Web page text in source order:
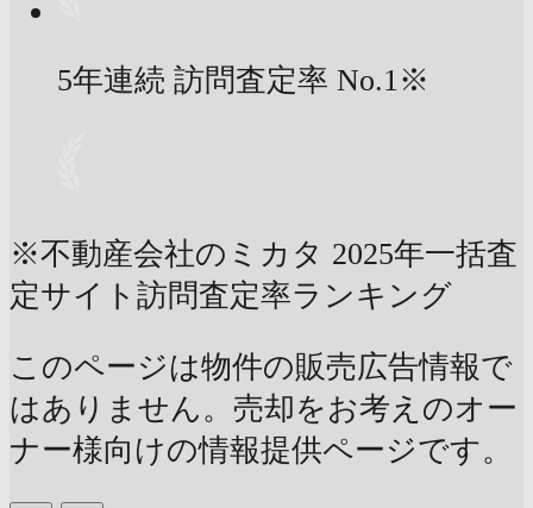
5年連続 訪問査定率 No.1※
※不動産会社のミカタ 2025年一括査
定サイト訪問査定率ランキング
このページは物件の販売広告情報で
はありません。売却をお考えのオー
ナー様向けの情報提供ページです。